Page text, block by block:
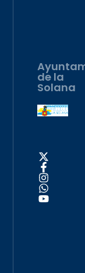
de la
Solana